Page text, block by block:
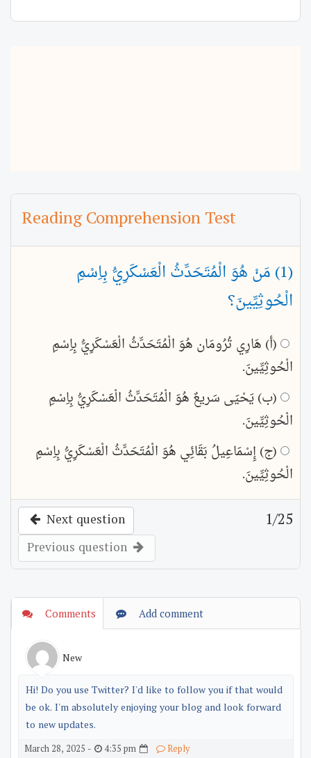
Reading Comprehension Test
(1) مَنْ هُوَ الْمُتَحَدِّثُ الْعَسْكَرِيُّ بِاِسْمِ
الْحُوثِيِّينَ؟
(أ) هَارِي تُرُومَان هُوَ الْمُتَحَدِّثُ الْعَسْكَرِيُّ بِاِسْمِ
الْحُوثِيِّينَ.
(ب) يَحْيَى سَريعٌ هُوَ الْمُتَحَدِّثُ الْعَسْكَرِيُّ بِاِسْمِ
الْحُوثِيِّينَ.
(ج) إِسْمَاعِيلُ بَقَائِي هُوَ الْمُتَحَدِّثُ الْعَسْكَرِيُّ بِاِسْمِ
الْحُوثِيِّينَ.
Next question
1/25
Previous question
Comments Add comment
New
Hi! Do you use Twitter? I'd like to follow you if that would
be ok. I'm absolutely enjoying your blog and look forward
to new updates.
4:35 pm Reply